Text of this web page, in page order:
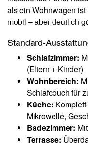
als ein Wohnwagen
mobil – aber deutlich
Standard-
Schlafzimmer:
(Eltern + Kinder)
Wohnbereich:
Schlafcouch für
Küche:
Mikrowelle,
Badezimmer:
Terrasse: